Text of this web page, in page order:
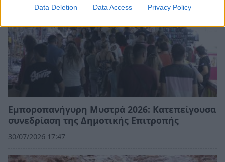
Data Deletion Data Access Privacy Policy
Εμποροπανήγυρη Μυστρά 2026: Κατεπείγουσα
συνεδρίαση της Δημοτικής Επιτροπής
30/07/2026 17:47